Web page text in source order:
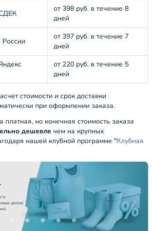
от 398 руб. в течение 8
дней
от 397 руб. в течение 7
дней
от 220 руб. в течение 5
дней
стоимости и срок доставки
при оформлении заказа.
платная, но конечная стоимость заказа
дешевле чем на крупных
нашей клубной программе "Клубная